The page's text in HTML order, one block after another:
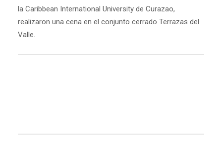
la Caribbean International University de Curazao,
realizaron una cena en el conjunto cerrado Terrazas del
Valle.